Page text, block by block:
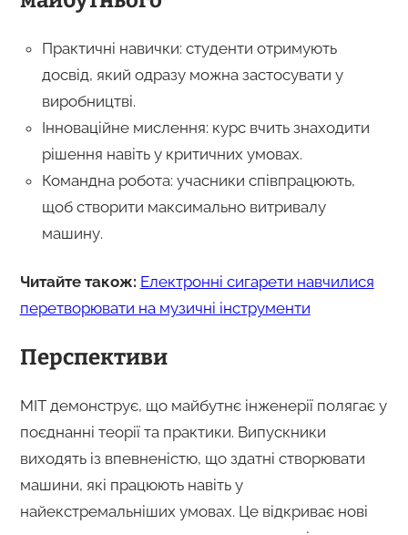
Практичні навички: студенти отримують
досвід, який одразу можна застосувати у
виробництві.
Інноваційне мислення: курс вчить знаходити
рішення навіть у критичних умовах.
Командна робота: учасники співпрацюють,
щоб створити максимально витривалу
машину.
Читайте також: Електронні сигарети навчилися
перетворювати на музичні інструменти
Перспективи
MIT демонструє, що майбутнє інженерії полягає у
поєднанні теорії та практики. Випускники
виходять із впевненістю, що здатні створювати
машини, які працюють навіть у
найекстремальніших умовах. Це відкриває нові